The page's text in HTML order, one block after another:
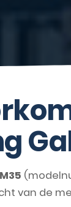
van de